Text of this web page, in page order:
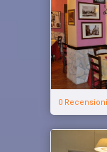
0 Recensioni